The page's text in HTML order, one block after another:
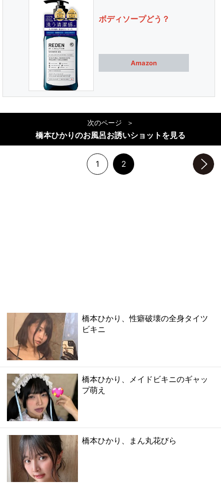
ボディソープどう？
Amazon
次のページ
橋本ひかりのお風呂お誘いショットを見る
1 2
橋本ひかり、性癖破壊の全身タイツ
ビキニ
橋本ひかり、メイドビキニのギャッ
プ萌え
橋本ひかり、まん丸花びら